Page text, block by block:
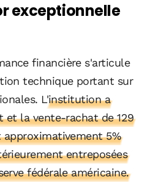
exceptionnelle
financière s'articule
technique portant sur
L'institution a
et la vente-rachat de 129
5%
entreposées
fédérale américaine.